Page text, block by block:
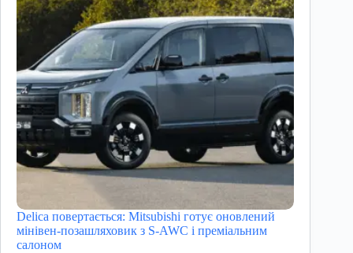
Delica повертається: Mitsubishi готує оновлений
мінівен-позашляховик з S-AWC і преміальним
салоном